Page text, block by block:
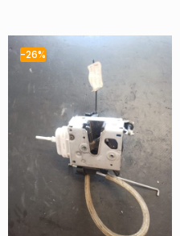
-26%